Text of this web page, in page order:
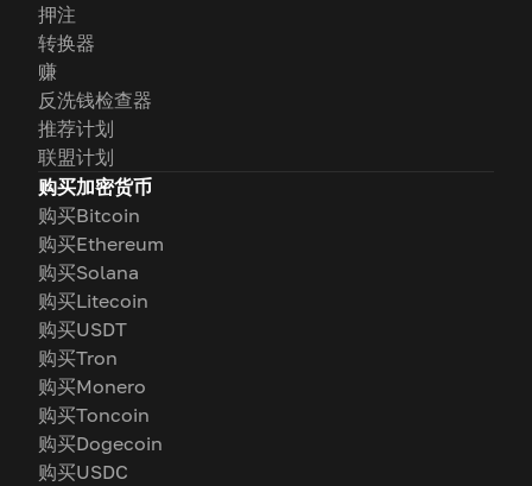
押注
转换器
赚
反洗钱检查器
推荐计划
联盟计划
购买加密货币
购买Bitcoin
购买Ethereum
购买Solana
购买Litecoin
购买USDT
购买Tron
购买Monero
购买Toncoin
购买Dogecoin
购买USDC